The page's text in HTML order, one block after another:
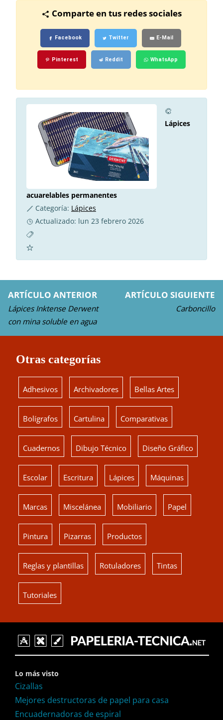
Comparte en tus redes sociales
Facebook Twitter E-Mail
Pinterest Reddit WhatsApp
Lápices
acuarelables permanentes
Categoría: Lápices
Actualizado: lun 23 febrero 2026
ARTÍCULO ANTERIOR
Lápices Inktense Derwent
con mina soluble en agua
ARTÍCULO SIGUIENTE
Carboncillo
Otras categorías
Adhesivos Archivadores Bellas Artes
Bolígrafos Cartulina Comparativas
Cuadernos Dibujo Técnico Diseño Gráfico
Escolar Escritura Lápices Máquinas
Marcas Miscelánea Mobiliario Papel
Pintura Pizarras Productos
Reglas y plantillas Rotuladores Tintas
Tutoriales
Lo más visto
Cizallas
Mejores destructoras de papel para casa
Encuadernadoras de espiral